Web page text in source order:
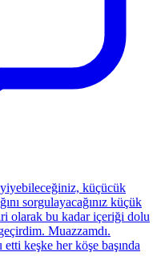
küçücük
sorgulayacağınız küçük
olarak bu kadar içeriği dolu
Muazzamdı.
keşke her köşe başında